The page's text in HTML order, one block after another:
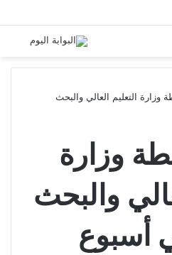
وزارة التعليم العالي والبحث
وزارة
والبحث
أسبوع